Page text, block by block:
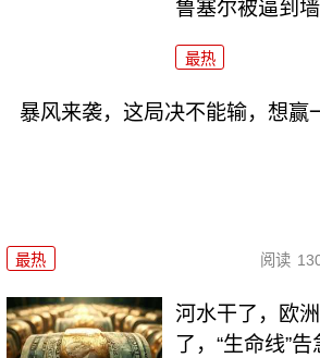
鲁塞尔被逼到
最热
暴风来袭，这局决不能输，想赢
最热 阅读
河水干了，欧
了，“生命线”告